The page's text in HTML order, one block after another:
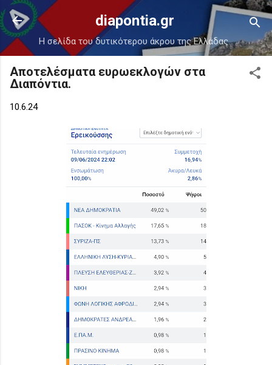
Μετάβαση στο κύριο περιεχόμενο
diapontia.gr
Η σελίδα του δυτικότερου άκρου της Ελλάδας.
Αποτελέσματα ευρωεκλογών στα
Διαπόντια.
10.6.24